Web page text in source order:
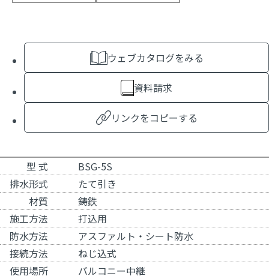
ウェブカタログをみる
資料請求
リンクをコピーする
型 式
BSG-5S
排水形式
たて引き
材質
鋳鉄
施工方法
打込用
防水方法
アスファルト・シート防水
接続方法
ねじ込式
使用場所
バルコニー中継